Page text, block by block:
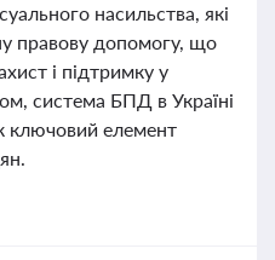
насильства, які
правову допомогу, що
і підтримку у
система БПД в Україні
ключовий елемент